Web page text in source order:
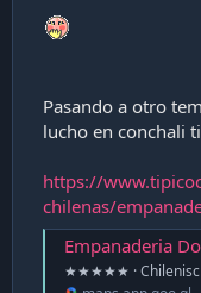
Pasando a otro
lucho en conchali
https://
chilenas/
Empanaderia Don Lucho ·
★★★★★ ·